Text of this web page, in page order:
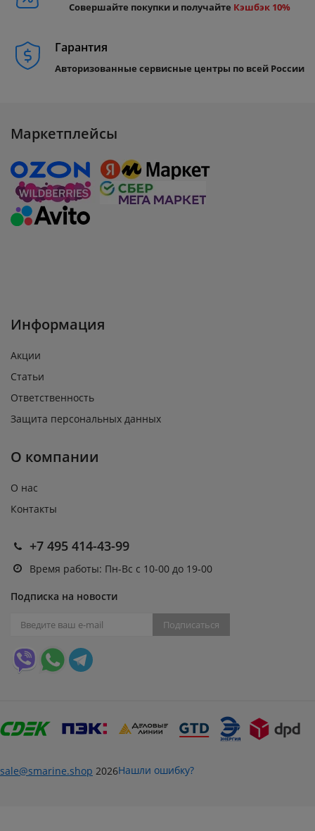
Совершайте покупки и получайте Кэшбэк 10%
Гарантия
Авторизованные сервисные центры по всей России
Маркетплейсы
Информация
Акции
Статьи
Ответственность
Защита персональных данных
О компании
О нас
Контакты
+7 495 414-43-99
Время работы: Пн-Вс с 10-00 до 19-00
Подписка на новости
Подписаться
sale@smarine.shop 2026Нашли ошибку?